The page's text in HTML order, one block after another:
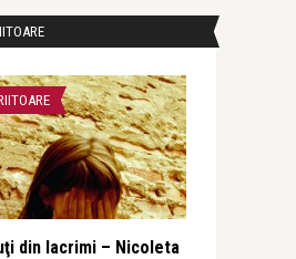
din lacrimi – Nicoleta